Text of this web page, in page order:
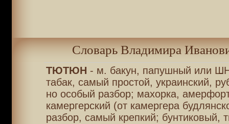
Словарь Владимира
ТЮТЮН - м. бакун, папушный или
табак, самый простой, украинский,
но особый разбор; махорка,
камергерский (от камергера
разбор, самый крепкий; бунтиковый,